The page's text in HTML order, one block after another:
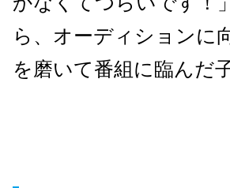
ら、オーディションに
を磨いて番組に臨んだ